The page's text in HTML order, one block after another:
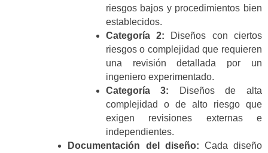
riesgos bajos y procedimientos bien
establecidos.
Categoría 2: Diseños con ciertos
riesgos o complejidad que requieren
una revisión detallada por un
ingeniero experimentado.
Categoría 3: Diseños de alta
complejidad o de alto riesgo que
exigen revisiones externas e
independientes.
Documentación del diseño: Cada diseño